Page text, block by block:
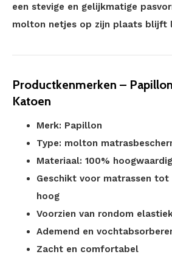
een stevige en gelijkmatige
molton netjes op zijn plaats blijft
Productkenmerken –
Katoen
Merk: Papillon
Type: molton
Materiaal: 100%
Geschikt voor matrassen tot
hoog
Voorzien van rondom
Ademend en
Zacht en comfortabel